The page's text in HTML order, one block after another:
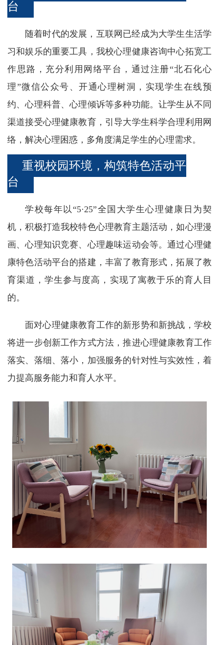
台
随着时代的发展，互联网已经成为大学生生活学
习和娱乐的重要工具，我校心理健康咨询中心拓宽工
作思路，充分利用网络平台，通过注册“北石化心
理”微信公众号、开通心理树洞，实现学生在线预
约、心理科普、心理倾诉等多种功能。让学生从不同
渠道接受心理健康教育，引导大学生科学合理利用网
络，解决心理困惑，多角度满足学生的心理需求。
重视校园环境，构筑特色活动平
台
学校每年以“5·25”全国大学生心理健康日为契
机，积极打造我校特色心理教育主题活动，如心理漫
画、心理知识竞赛、心理趣味运动会等。通过心理健
康特色活动平台的搭建，丰富了教育形式，拓展了教
育渠道，学生参与度高，实现了寓教于乐的育人目
的。
面对心理健康教育工作的新形势和新挑战，学校
将进一步创新工作方式方法，推进心理健康教育工作
落实、落细、落小，加强服务的针对性与实效性，着
力提高服务能力和育人水平。